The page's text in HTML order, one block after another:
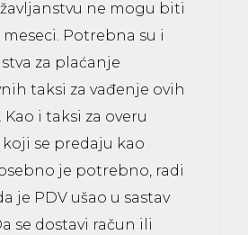
ne mogu biti
Potrebna su i
za plaćanje
taksi za vađenje ovih
i taksi za overu
se predaju kao
je potrebno, radi
je PDV ušao u sastav
se dostavi račun ili